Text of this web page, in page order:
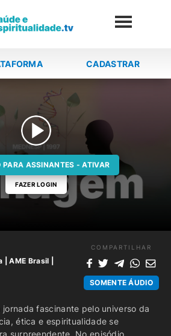
CADASTRAR
PARA ASSINANTES - ATIVAR
FAZER LOGIN
|AME Brasil
COMPARTILHAR
SOMENTE ÁUDIO
fascinante pelo universo da
ética e espiritualidade se
surpreendente. No episódio